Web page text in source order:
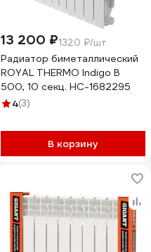
13 200 ₽1320 ₽/шт
Радиатор биметаллический
ROYAL THERMO Indigo B
500, 10 секц. НС-1682295
4(3)
В корзину